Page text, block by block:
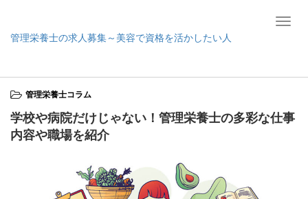
T
n
管理栄養士の求人募集～美容で資格を活かしたい人
管理栄養士コラム
学校や病院だけじゃない！管理栄養士の多彩な仕事
内容や職場を紹介